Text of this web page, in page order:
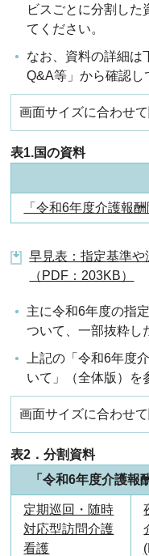
ビスごとに分割した
てください。
なお、資料の詳細は
Q&A等」から確認し
画面サイズに合わせ
表1.国の資料
「令和6年度介護報
早見表：指定基準
（PDF：203KB）
主に令和6年度の指
ついて、一部抜粋し
上記の「令和6年度
いて」（全体版）を
画面サイズに合わせ
表2．分割資料
「令和6年度介護
定期巡回・随時
対応型訪問介護
看護